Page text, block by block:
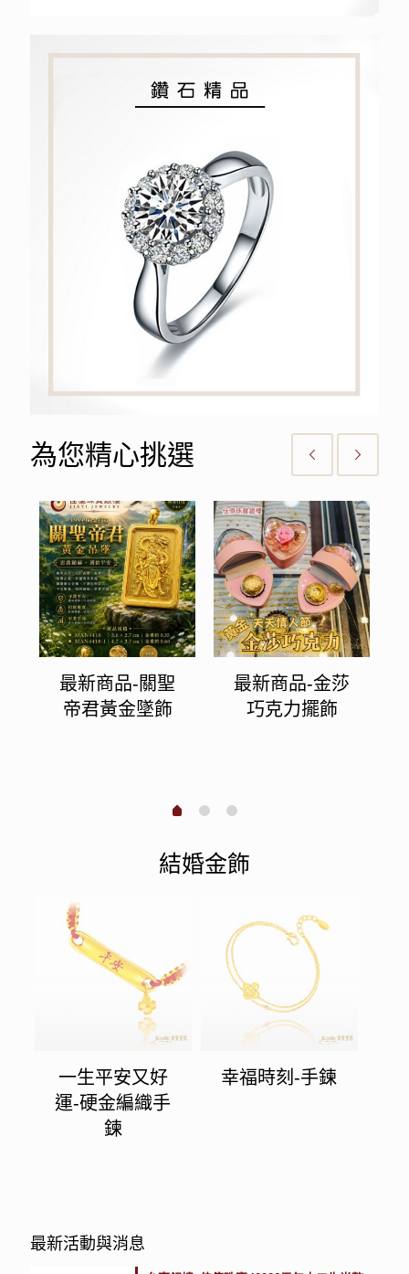
鑽石精品
永恆約定
為您精心挑選
最新商品-關聖
帝君黃金墜飾
最新商品-金莎
巧克力擺飾
結婚金飾
一生平安又好
運-硬金編織手
鍊
幸福時刻-手鍊
最新活動與消息